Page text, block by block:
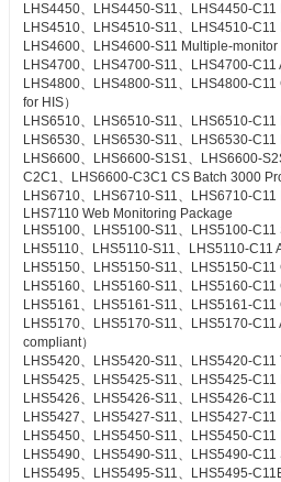
LHS4450、LHS4450-S11、LHS4450-
LHS4510、LHS4510-S11、LHS4510-
LHS4600、LHS4600-S11 Multiple-
LHS4700、LHS4700-S11、LHS4700-
LHS4800、LHS4800-S11、LHS4800-
for HIS）
LHS6510、LHS6510-S11、LHS6510-
LHS6530、LHS6530-S11、LHS6530-
LHS6600、LHS6600-S1S1、LHS6600-
C2C1、LHS6600-C3C1 CS Batch 3000
LHS6710、LHS6710-S11、LHS6710-
LHS7110 Web Monitoring Package
LHS5100、LHS5100-S11、LHS5100-
LHS5110、LHS5110-S11、LHS5110-C11
LHS5150、LHS5150-S11、LHS5150-
LHS5160、LHS5160-S11、LHS5160-
LHS5161、LHS5161-S11、LHS5161-
LHS5170、LHS5170-S11、LHS5170-
compliant）
LHS5420、LHS5420-S11、LHS5420-C11
LHS5425、LHS5425-S11、LHS5425-
LHS5426、LHS5426-S11、LHS5426-
LHS5427、LHS5427-S11、LHS5427-
LHS5450、LHS5450-S11、LHS5450-
LHS5490、LHS5490-S11、LHS5490-
LHS5495、LHS5495-S11、LHS5495-